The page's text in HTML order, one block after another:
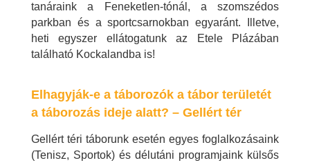
tanáraink a Feneketlen-tónál, a szomszédos
parkban és a sportcsarnokban egyaránt. Illetve,
heti egyszer ellátogatunk az Etele Plázában
található Kockalandba is!
Elhagyják-e a táborozók a tábor területét
a táborozás ideje alatt? – Gellért tér
Gellért téri táborunk esetén egyes foglalkozásaink
(Tenisz, Sportok) és délutáni programjaink külsős